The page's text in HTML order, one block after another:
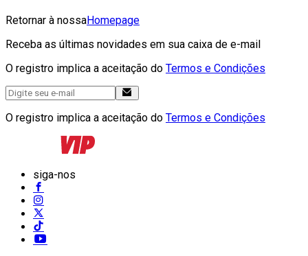
Retornar à nossaHomepage
Receba as últimas novidades em sua caixa de e-mail
O registro implica a aceitação do Termos e Condições
O registro implica a aceitação do Termos e Condições
siga-nos